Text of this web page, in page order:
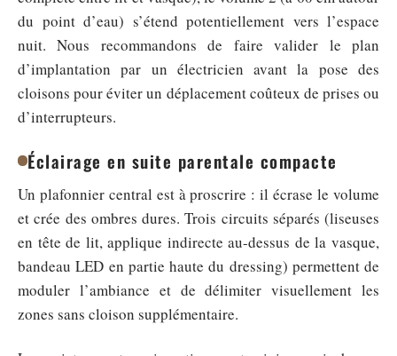
du point d’eau) s’étend potentiellement vers l’espace
nuit. Nous recommandons de faire valider le plan
d’implantation par un électricien avant la pose des
cloisons pour éviter un déplacement coûteux de prises ou
d’interrupteurs.
Éclairage en suite parentale compacte
Un plafonnier central est à proscrire : il écrase le volume
et crée des ombres dures. Trois circuits séparés (liseuses
en tête de lit, applique indirecte au-dessus de la vasque,
bandeau LED en partie haute du dressing) permettent de
moduler l’ambiance et de délimiter visuellement les
zones sans cloison supplémentaire.